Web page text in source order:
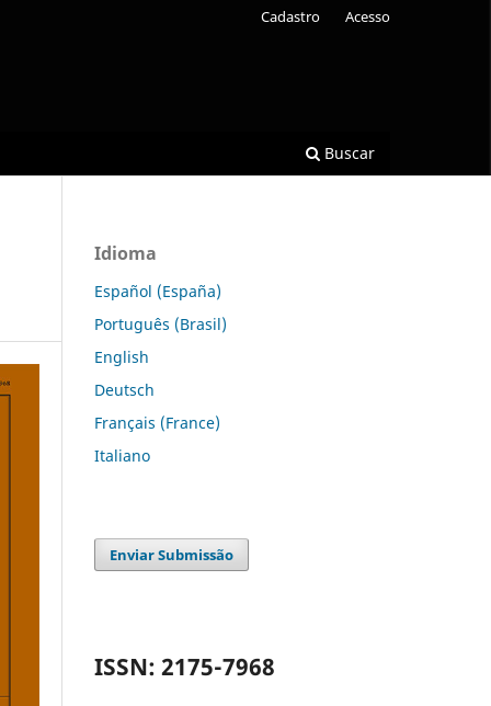
Buscar
Cadastro Acesso
Idioma
Español (España)
Português (Brasil)
English
Deutsch
Français (France)
Italiano
Enviar Submissão
ISSN: 2175-7968